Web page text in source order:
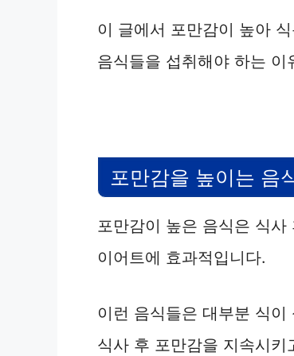
이 글에서 포만감이 높아
음식들을 섭취해야 하는
포만감을 높이는 음
포만감이 높은 음식은 식
이어트에 효과적입니다.
이런 음식들은 대부분 식
식사 후 포만감을 지속시